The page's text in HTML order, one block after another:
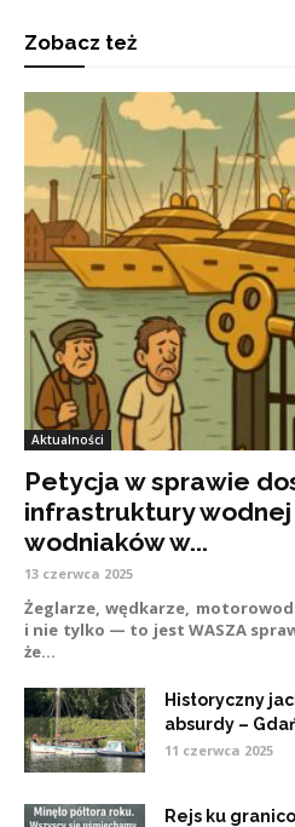
Zobacz też
Aktualności
Petycja w sprawie
infrastruktury
wodniaków w...
13 czerwca 2025
Żeglarze, wędkarze,
i nie tylko — to jest WASZA
że...
Historyczny
absurdy –
11 czerwca 2025
Rejs ku